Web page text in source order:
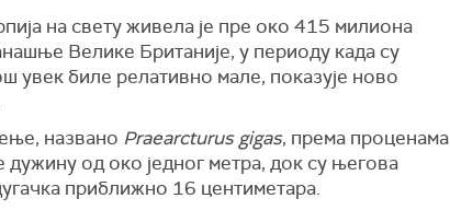
на свету живела је пре око 415 милиона
Велике Британије, у периоду када су
увек биле релативно мале, показује ново
названо Praearcturus gigas, према проценама
дужину од око једног метра, док су његова
приближно 16 центиметара.